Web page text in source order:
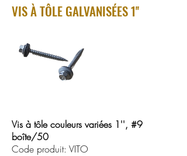
VIS À TÔLE GALVANISÉES 1''
Vis à tôle couleurs variées 1'', #9
boîte/50
Code produit: VITO